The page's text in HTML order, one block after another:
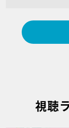
視聴